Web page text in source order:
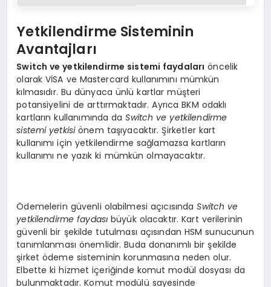
Yetkilendirme Sisteminin
Avantajları
Switch ve yetkilendirme sistemi faydaları öncelik
olarak VİSA ve Mastercard kullanımını mümkün
kılmasıdır. Bu dünyaca ünlü kartlar müşteri
potansiyelini de arttırmaktadır. Ayrıca BKM odaklı
kartların kullanımında daSwitch ve yetkilendirme
sistemi yetkisiönem taşıyacaktır. Şirketler kart
kullanımı için yetkilendirme sağlamazsa kartların
kullanımı ne yazık ki mümkün olmayacaktır.
Ödemelerin güvenli olabilmesi açıcısındaSwitch ve
yetkilendirme faydası büyük olacaktır. Kart verilerinin
güvenli bir şekilde tutulması açısından HSM sunucunun
tanımlanması önemlidir. Buda donanımlı bir şekilde
şirket ödeme sisteminin korunmasına neden olur.
Elbette ki hizmet içeriğinde komut modül dosyası da
bulunmaktadır. Komut modülü sayesinde